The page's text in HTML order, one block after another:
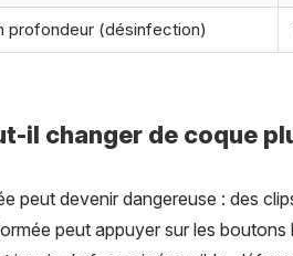
profondeur (désinfection)
il changer de coque
peut devenir dangereuse : des
peut appuyer sur les